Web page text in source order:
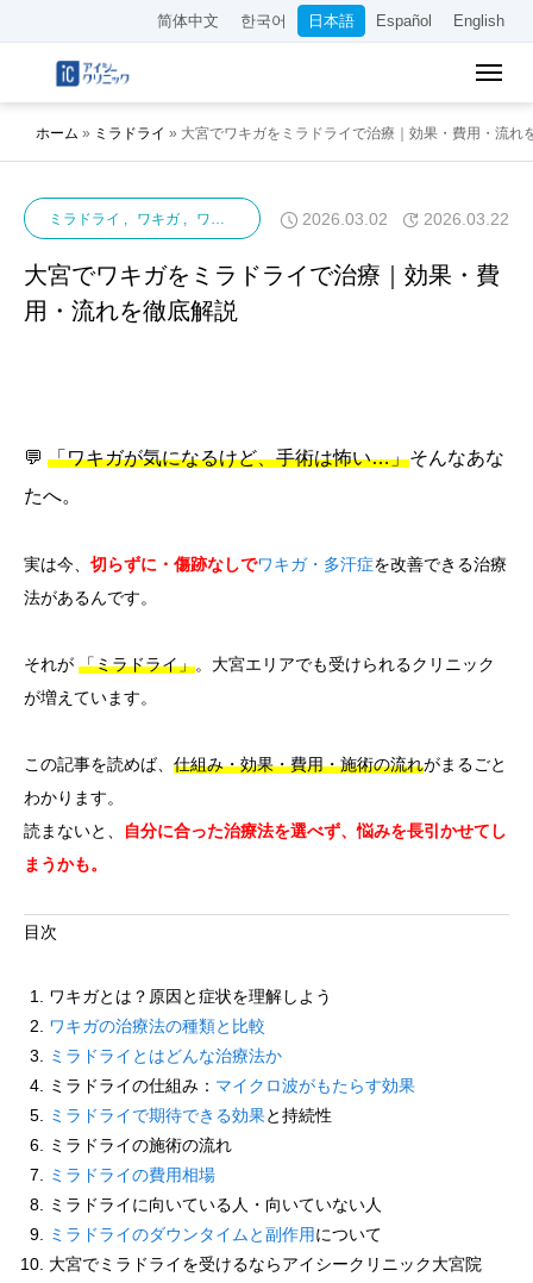
简体中文 한국어 日本語 Español English
ホーム » ミラドライ » 大宮でワキガをミラドライで治療｜効果・費用・流れ
ミラドライ ワキガ ワキガ・多汗症 多汗症
2026.03.02 2026.03.22
大宮でワキガをミラドライで治療｜効果・費
用・流れを徹底解説
💬 「ワキガが気になるけど、手術は怖い…」そんなあな
たへ。
実は今、 切らずに・傷跡なしでワキガ・多汗症を改善できる治療
法があるんです。
それが 「ミラドライ」。大宮エリアでも受けられるクリニック
が増えています。
この記事を読めば、 仕組み・効果・費用・施術の流れがまるごと
わかります。
読まないと、
自分に合った治療法を選べず、悩みを長引かせてし
まうかも。
目次
ワキガとは？原因と症状を理解しよう
ワキガの治療法の種類と比較
ミラドライとはどんな治療法か
ミラドライの仕組み： マイクロ波がもたらす効果
ミラドライで期待できる効果と持続性
ミラドライの施術の流れ
ミラドライの費用相場
ミラドライに向いている人・向いていない人
ミラドライのダウンタイムと副作用について
大宮でミラドライを受けるならアイシークリニック大宮院